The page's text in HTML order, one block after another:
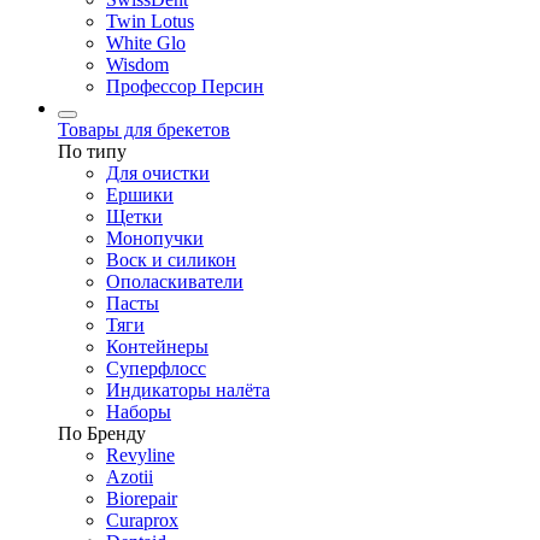
Twin Lotus
White Glo
Wisdom
Профессор Персин
Товары для брекетов
По типу
Для очистки
Ершики
Щетки
Монопучки
Воск и силикон
Ополаскиватели
Пасты
Тяги
Контейнеры
Суперфлосс
Индикаторы налёта
Наборы
По Бренду
Revyline
Azotii
Biorepair
Curaprox